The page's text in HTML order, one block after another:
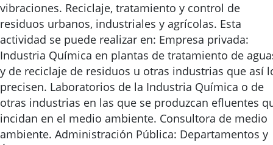
vibraciones. Reciclaje, tratamiento y control de
residuos urbanos, industriales y agrícolas. Esta
actividad se puede realizar en: Empresa privada:
Industria Química en plantas de tratamiento de
y de reciclaje de residuos u otras industrias que así
precisen. Laboratorios de la Industria Química o de
otras industrias en las que se produzcan efluentes
incidan en el medio ambiente. Consultora de medio
ambiente. Administración Pública: Departamentos y